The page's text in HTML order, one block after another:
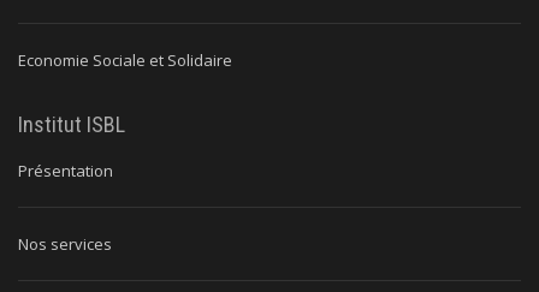
Economie Sociale et Solidaire
Institut ISBL
Présentation
Nos services